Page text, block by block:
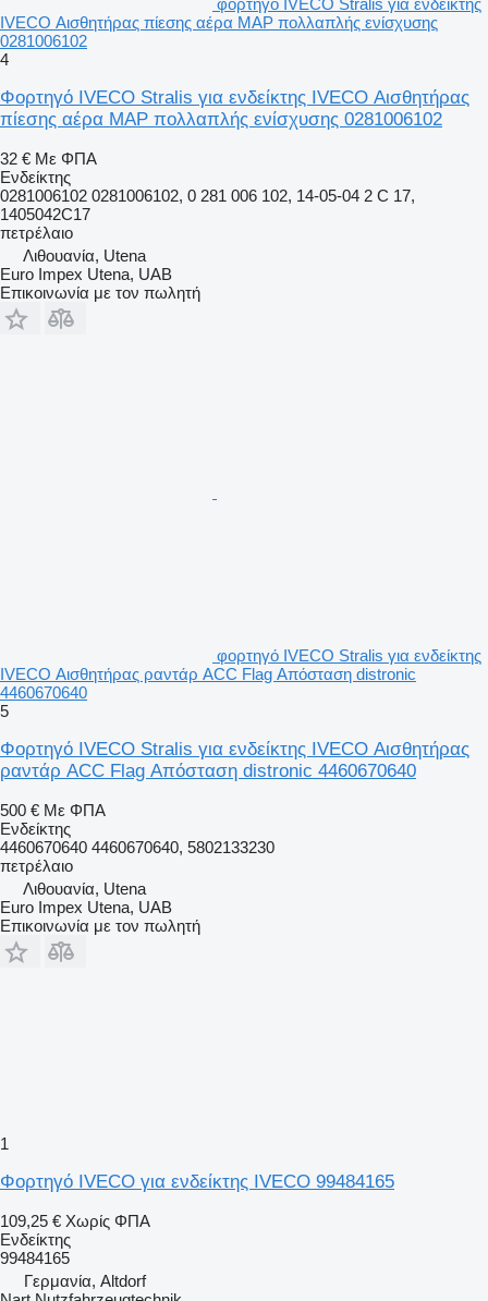
IVECO Αισθητήρας πίεσης αέρα MAP πολλαπλής ενίσχυσης
0281006102
4
Φορτηγό IVECO Stralis για ενδείκτης IVECO Αισθητήρας
πίεσης αέρα MAP πολλαπλής ενίσχυσης 0281006102
32 € Με ΦΠΑ
Ενδείκτης
0281006102 0281006102, 0 281 006 102, 14-05-04 2 C 17,
1405042C17
πετρέλαιο
Λιθουανία, Utena
Euro Impex Utena, UAB
Επικοινωνία με τον πωλητή
φορτηγό IVECO Stralis για ενδείκτης
IVECO Αισθητήρας ραντάρ ACC Flag Απόσταση distronic
4460670640
5
Φορτηγό IVECO Stralis για ενδείκτης IVECO Αισθητήρας
ραντάρ ACC Flag Απόσταση distronic 4460670640
500 € Με ΦΠΑ
Ενδείκτης
4460670640 4460670640, 5802133230
πετρέλαιο
Λιθουανία, Utena
Euro Impex Utena, UAB
Επικοινωνία με τον πωλητή
1
Φορτηγό IVECO για ενδείκτης IVECO 99484165
109,25 € Χωρίς ΦΠΑ
Ενδείκτης
99484165
Γερμανία, Altdorf